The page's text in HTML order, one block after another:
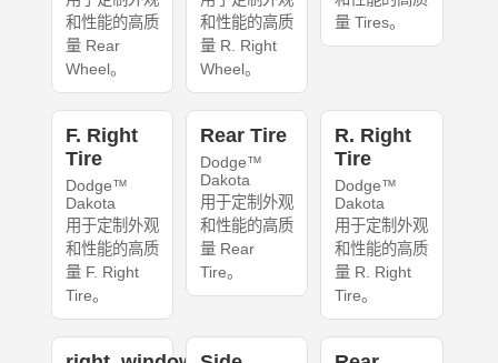
和性能的高质
量 Rear
Wheel。
和性能的高质
量 R. Right
Wheel。
量 Tires。
F. Right
Tire
Dodge™
Dakota
用于定制外观
和性能的高质
量 F. Right
Tire。
Rear Tire
Dodge™
Dakota
用于定制外观
和性能的高质
量 Rear
Tire。
R. Right
Tire
Dodge™
Dakota
用于定制外观
和性能的高质
量 R. Right
Tire。